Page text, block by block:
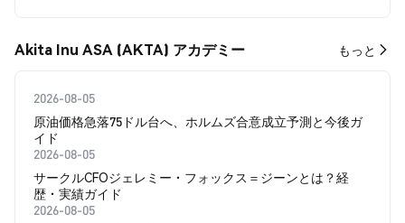
Akita Inu ASA (AKTA) アカデミー もっと
2026-08-05
原油価格急落75ドル台へ、ホルムズ合意成立予測と今後ガ
イド
2026-08-05
サークルCFOジェレミー・フォックス＝ジーンとは？経
歴・実績ガイド
2026-08-05